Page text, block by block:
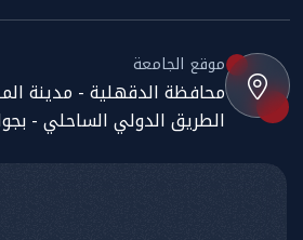
موقع الجامعة
محافظة الدقهلية - مدينة
الطريق الدولي الساحلي -